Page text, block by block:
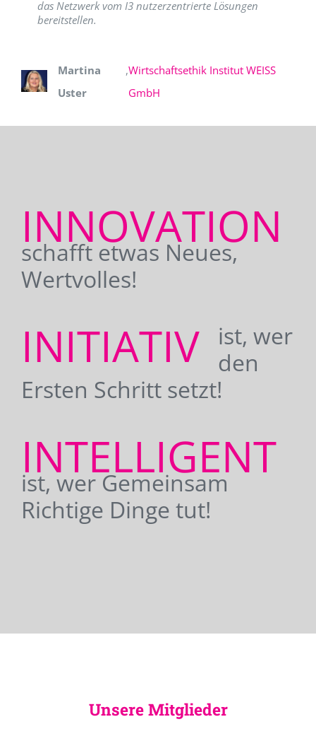
das Netzwerk vom I3 nutzerzentrierte Lösungen
bereitstellen.
Martina
Uster
,Wirtschaftsethik Institut WEISS
GmbH
INNOVATION
schafft etwas Neues,
Wertvolles!
INITIATIV
ist, wer
den
Ersten Schritt setzt!
INTELLIGENT
ist, wer Gemeinsam
Richtige Dinge tut!
Unsere Mitglieder